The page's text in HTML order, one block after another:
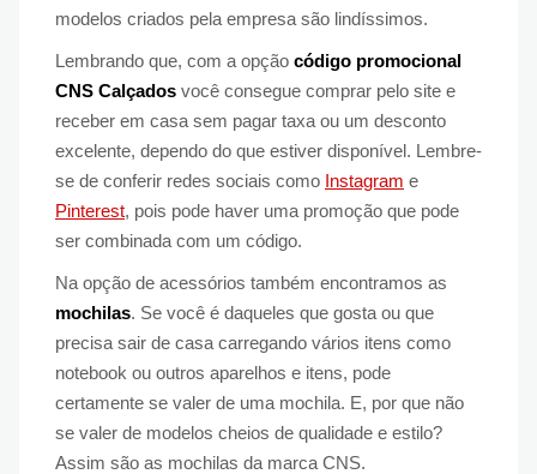
modelos criados pela empresa são lindíssimos.
Lembrando que, com a opção código promocional
CNS Calçados você consegue comprar pelo site e
receber em casa sem pagar taxa ou um desconto
excelente, dependo do que estiver disponível. Lembre-
se de conferir redes sociais como Instagram e
Pinterest, pois pode haver uma promoção que pode
ser combinada com um código.
Na opção de acessórios também encontramos as
mochilas. Se você é daqueles que gosta ou que
precisa sair de casa carregando vários itens como
notebook ou outros aparelhos e itens, pode
certamente se valer de uma mochila. E, por que não
se valer de modelos cheios de qualidade e estilo?
Assim são as mochilas da marca CNS.